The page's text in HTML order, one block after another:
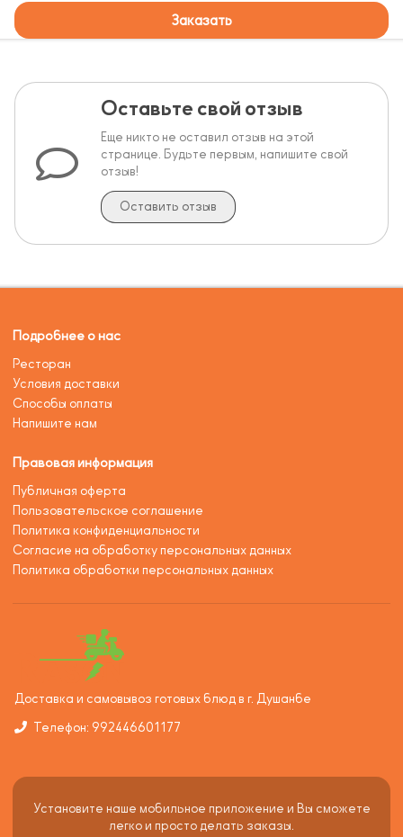
Заказать
Оставьте свой отзыв
Еще никто не оставил отзыв на этой
странице. Будьте первым, напишите свой
отзыв!
Оставить отзыв
Подробнее о нас
Ресторан
Условия доставки
Способы оплаты
Напишите нам
Правовая информация
Публичная оферта
Пользовательское соглашение
Политика конфиденциальности
Согласие на обработку персональных данных
Политика обработки персональных данных
Доставка и самовывоз готовых блюд в г. Душанбе
Телефон: 992446601177
Установите наше мобильное приложение и Вы сможете
легко и просто делать заказы.